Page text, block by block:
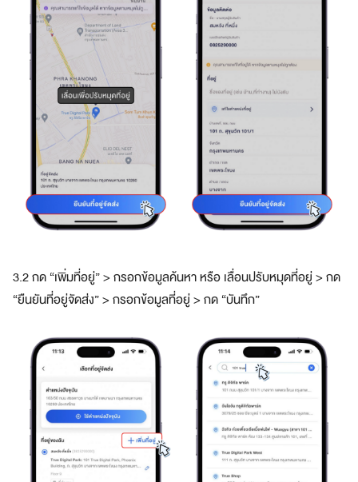
3.2 กด “เพิ่มที่อยู่” > กรอกข้อมูลค้นหา หรือ เลื่อนปรับหมุดที่อยู่ > กด
“ยืนยันที่อยู่จัดส่ง” > กรอกข้อมูลที่อยู่ > กด “บันทึก”